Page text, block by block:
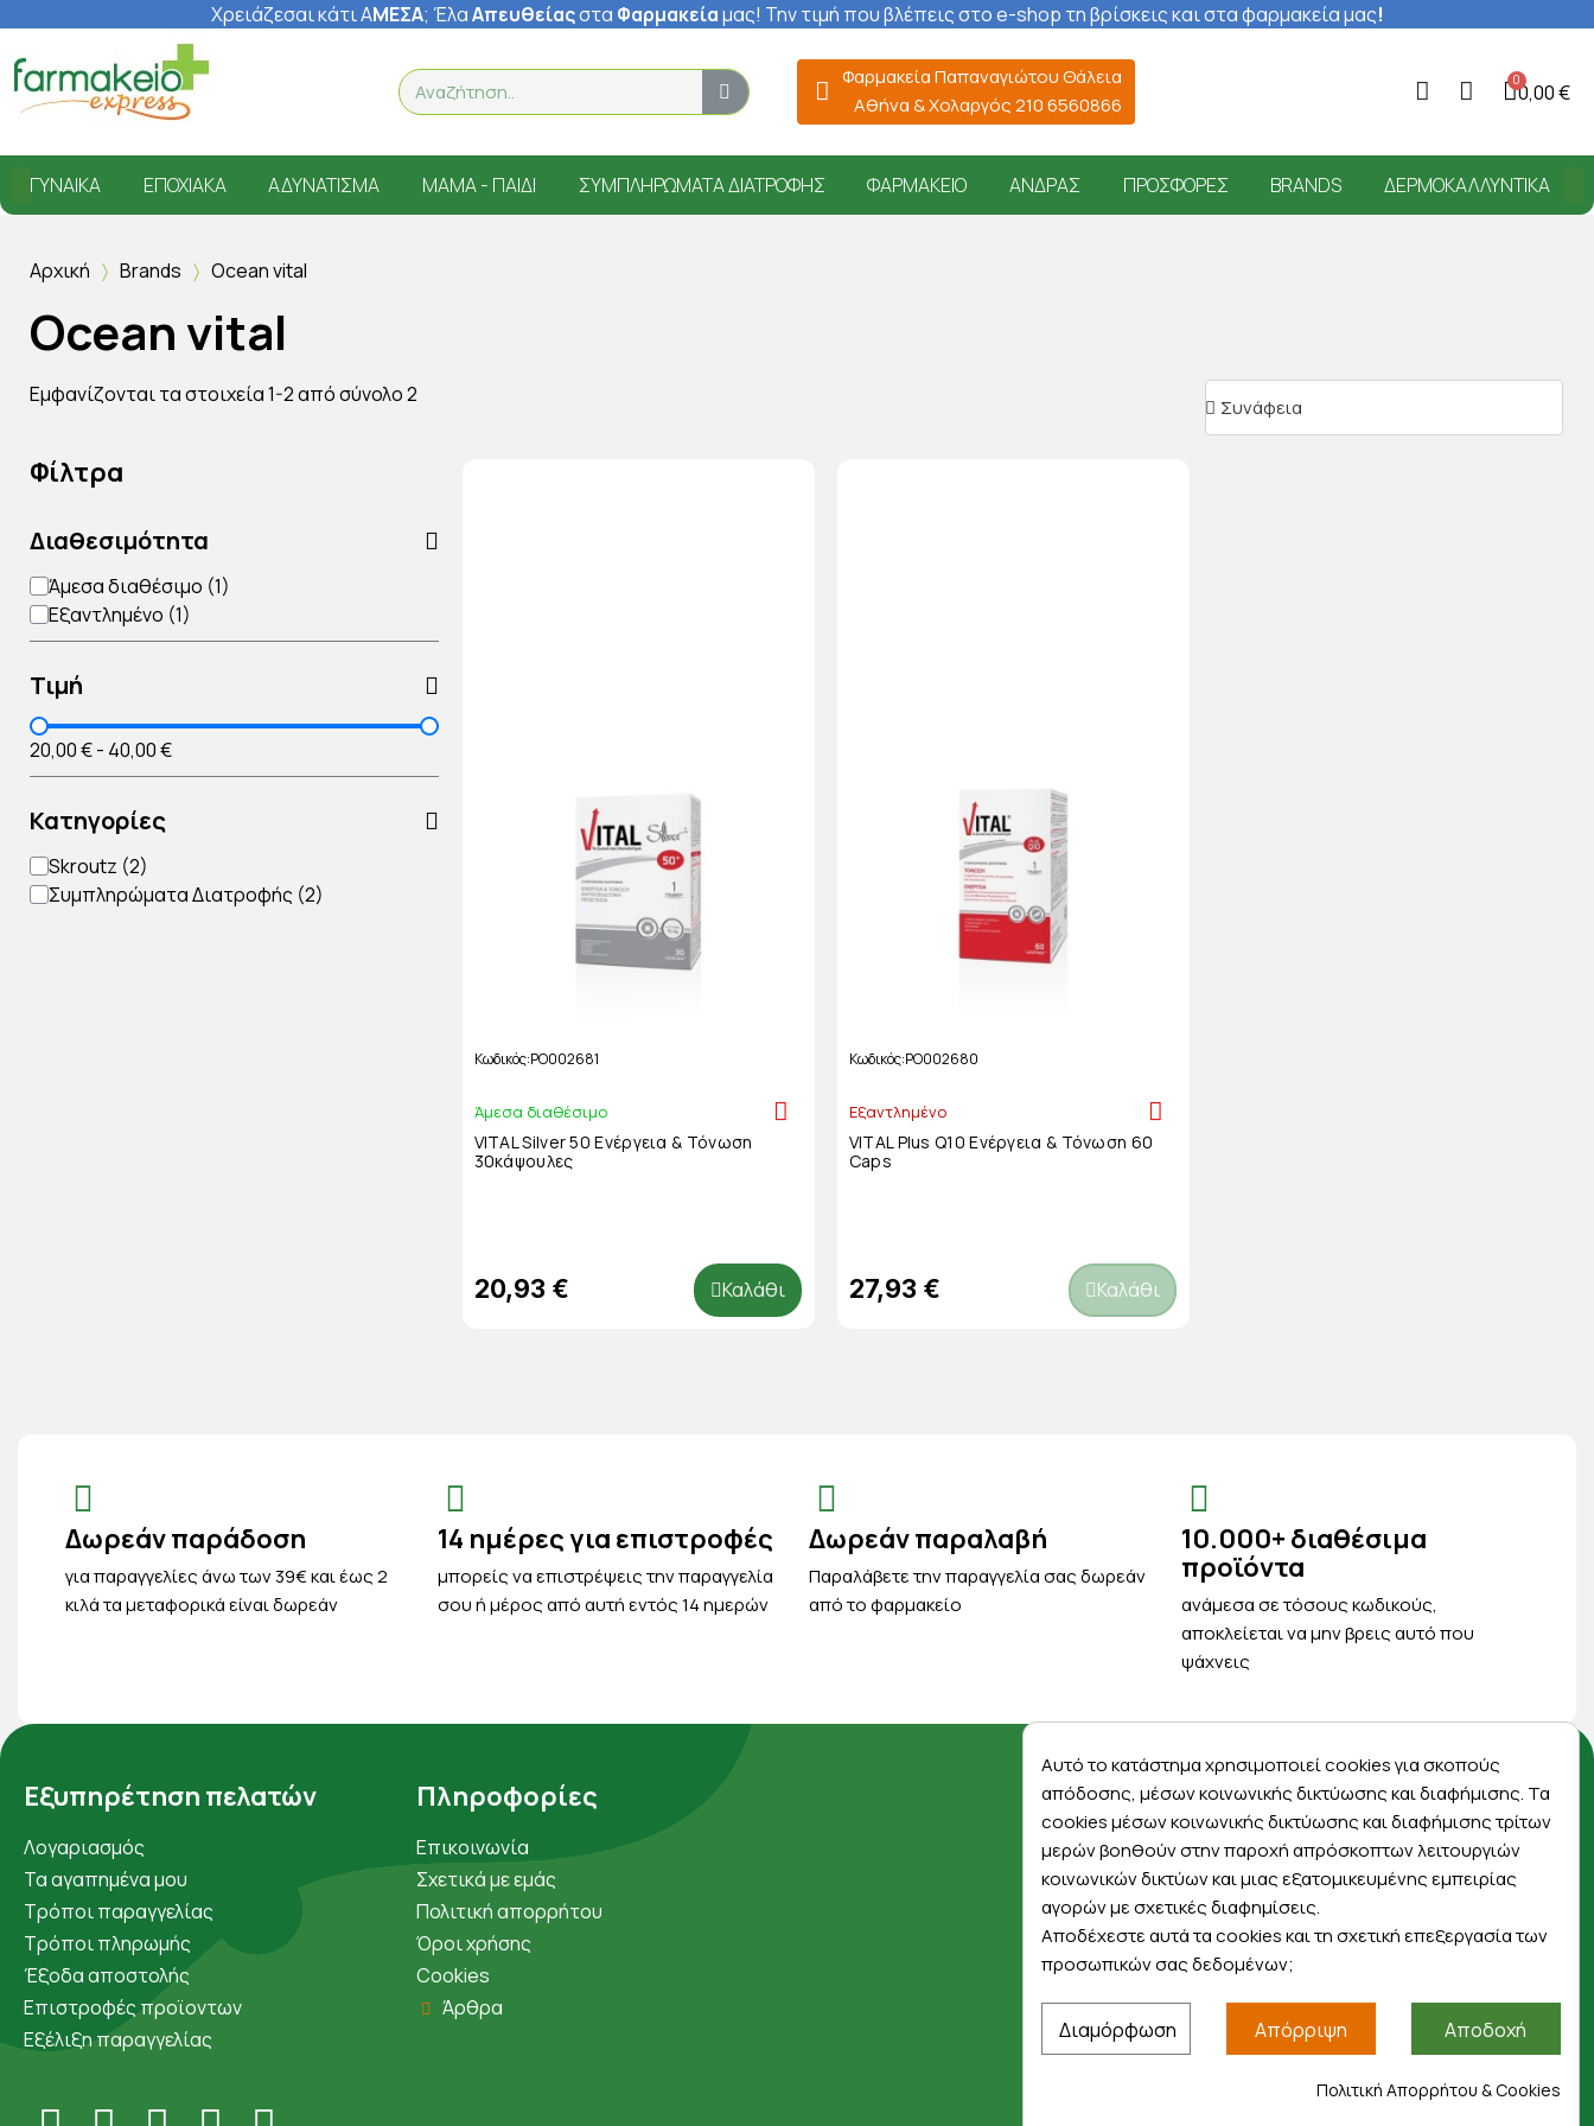
Χρειάζεσαι κάτι ΑΜΕΣΑ; ΈλαΑπευθείαςστα Φαρμακείαμας! Την τιμή που βλέπεις στο e-shop τη βρίσκεις και στα φαρμακεία μας!
Φαρμακεία Παπαναγιώτου Θάλεια
Αθήνα & Χολαργός 210 6560866
0,00 €
ΓΥΝΑΊΚΑ ΕΠΟΧΙΑΚΆ ΑΔΥΝΆΤΙΣΜΑ ΜΑΜΆ - ΠΑΙΔΊ ΣΥΜΠΛΗΡΏΜΑΤΑ ΔΙΑΤΡΟΦΉΣ ΦΑΡΜΑΚΕΊΟ ΆΝΔΡΑΣ ΠΡΟΣΦΟΡΈΣ BRANDS ΔΕΡΜΟΚΑΛΛΥΝΤΙΚΆ
Αρχική Brands Ocean vital
Ocean vital
Εμφανίζονται τα στοιχεία 1-2 από σύνολο 2
Φίλτρα
Διαθεσιμότητα
Άμεσα διαθέσιμο
Εξαντλημένο
Τιμή
20,00 €- 40,00 €
Κατηγορίες
Skroutz
Συμπληρώματα Διατροφής
Κωδικός PO002681
Άμεσα διαθέσιμο
VITAL Silver 50 Ενέργεια & Τόνωση
30κάψουλες
20,93 € Καλάθι
Κωδικός PO002680
Εξαντλημένο
VITAL Plus Q10 Ενέργεια & Τόνωση 60
Caps
27,93 € Καλάθι
Δωρεάν παράδοση
για παραγγελίες άνω των 39€ και έως 2
κιλά τα μεταφορικά είναι δωρεάν
14 ημέρες για επιστροφές
μπορείς να επιστρέψεις την παραγγελία
σου ή μέρος από αυτή εντός 14 ημερών
Δωρεάν παραλαβή
Παραλάβετε την παραγγελία σας δωρεάν
από το φαρμακείο
10.000+ διαθέσιμα
προϊόντα
ανάμεσα σε τόσους κωδικούς,
αποκλείεται να μην βρεις αυτό που
ψάχνεις
Εξυπηρέτηση πελατών
Λογαριασμός
Τα αγαπημένα μου
Τρόποι παραγγελίας
Τρόποι πληρωμής
Έξοδα αποστολής
Επιστροφές προϊοντων
Εξέλιξη παραγγελίας
Πληροφορίες
Επικοινωνία
Σχετικά με εμάς
Πολιτική απορρήτου
Όροι χρήσης
Cookies
Άρθρα
Αποκλειστικές προσφορές
Εγγραφείτε με το email σας για να ενημερώνεστε
πρώτοι για προσφορές, διαγωνισμούς,
εκπτωτικούς κωδικούς και μοναδικά δώρα!
Βρείτε μας στα social
Αυτό το κατάστημα χρησιμοποιεί cookies για σκοπούς
απόδοσης, μέσων κοινωνικής δικτύωσης και διαφήμισης. Τα
cookies μέσων κοινωνικής δικτύωσης και διαφήμισης τρίτων
μερών βοηθούν στην παροχή απρόσκοπτων λειτουργιών
κοινωνικών δικτύων και μιας εξατομικευμένης εμπειρίας
αγορών με σχετικές διαφημίσεις.
Αποδέχεστε αυτά τα cookies και τη σχετική επεξεργασία των
προσωπικών σας δεδομένων;
Διαμόρφωση Απόρριψη Αποδοχή
Πολιτική Απορρήτου & Cookies